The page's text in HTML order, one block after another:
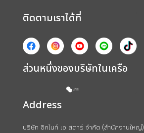
ติดตามเราได้ที่
ส่วนหนึ่งของบริษัทในเครือ
Address
บริษัท อิกไนท์ เอ สตาร์ จำกัด (สำนักงานใหญ่)